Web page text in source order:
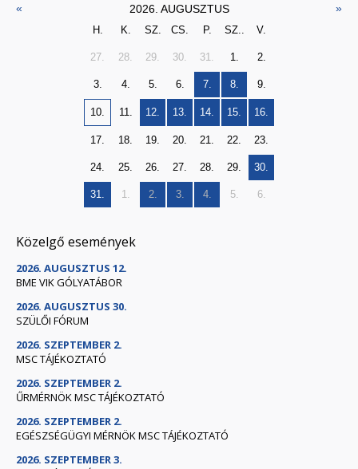
« 2026. AUGUSZTUS »
H. K. SZ. CS. P. SZ.. V.
27. 28. 29. 30. 31. 1. 2.
3. 4. 5. 6. 7. 8. 9.
10. 11. 12. 13. 14. 15. 16.
17. 18. 19. 20. 21. 22. 23.
24. 25. 26. 27. 28. 29. 30.
31. 1. 2. 3. 4. 5. 6.
Közelgő események
2026. AUGUSZTUS 12.
BME VIK GÓLYATÁBOR
2026. AUGUSZTUS 30.
SZÜLŐI FÓRUM
2026. SZEPTEMBER 2.
MSC TÁJÉKOZTATÓ
2026. SZEPTEMBER 2.
ŰRMÉRNÖK MSC TÁJÉKOZTATÓ
2026. SZEPTEMBER 2.
EGÉSZSÉGÜGYI MÉRNÖK MSC TÁJÉKOZTATÓ
2026. SZEPTEMBER 3.